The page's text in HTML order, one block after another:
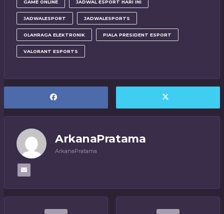
GAME ONLINE JADWAL ESPORT HARI INI
JADWALESPORT JADWALESPORTS
OLAHRAGA ELEKTRONIK PIALA PRESIDENT ESPORT
VALORANT ESPORTS
ArkanaPratama
ArkanaPratama